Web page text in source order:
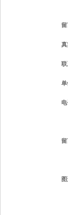
单